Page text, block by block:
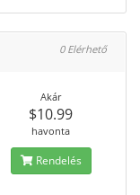
0 Elérhető
Akár
$10.99
havonta
Rendelés